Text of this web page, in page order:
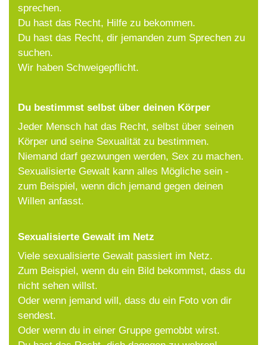
sprechen.
Du hast das Recht, Hilfe zu bekommen.
Du hast das Recht, dir jemanden zum Sprechen zu
suchen.
Wir haben Schweigepflicht.
Du bestimmst selbst über deinen Körper
Jeder Mensch hat das Recht, selbst über seinen
Körper und seine Sexualität zu bestimmen.
Niemand darf gezwungen werden, Sex zu machen.
Sexualisierte Gewalt kann alles Mögliche sein -
zum Beispiel, wenn dich jemand gegen deinen
Willen anfasst.
Sexualisierte Gewalt im Netz
Viele sexualisierte Gewalt passiert im Netz.
Zum Beispiel, wenn du ein Bild bekommst, dass du
nicht sehen willst.
Oder wenn jemand will, dass du ein Foto von dir
sendest.
Oder wenn du in einer Gruppe gemobbt wirst.